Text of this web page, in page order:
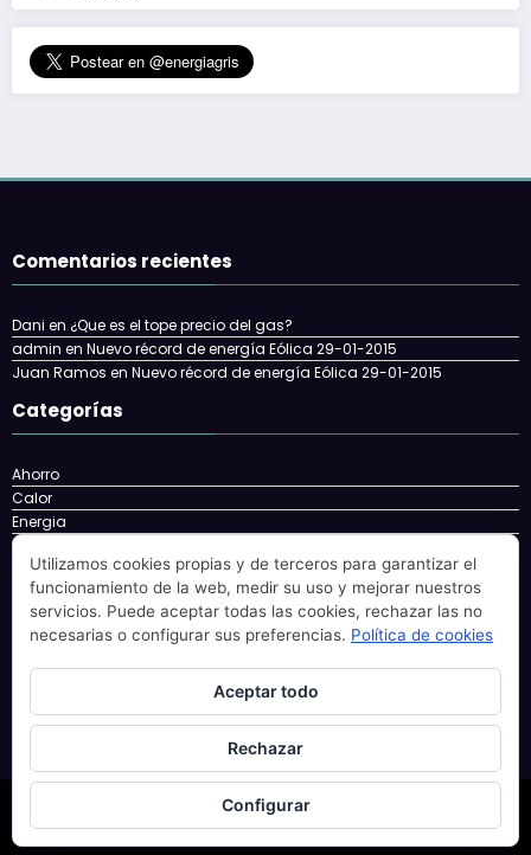
Comentarios recientes
Dani en ¿Que es el tope precio del gas?
admin en Nuevo récord de energía Eólica 29-01-2015
Juan Ramos en Nuevo récord de energía Eólica 29-01-2015
Categorías
Ahorro
Calor
Energia
Energía
energy
Eolica
Factura
Gas
gatgets
Solar
Newscrunch - Revista y blogWordPressTema 2026 | Funciona con
Utilizamos cookies propias y de terceros para garantizar el
funcionamiento de la web, medir su uso y mejorar nuestros
servicios. Puede aceptar todas las cookies, rechazar las no
necesarias o configurar sus preferencias. Política de cookies
Aceptar todo
Rechazar
Configurar